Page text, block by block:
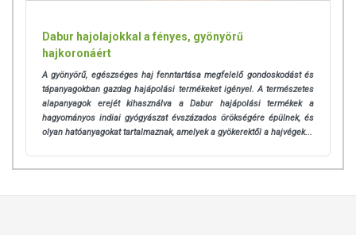
Dabur hajolajokkal a fényes, gyönyörű
hajkoronáért
A gyönyörű, egészséges haj fenntartása megfelelő gondoskodást és
tápanyagokban gazdag hajápolási termékeket igényel. A természetes
alapanyagok erejét kihasználva a Dabur hajápolási termékek a
hagyományos indiai gyógyászat évszázados örökségére épülnek, és
olyan hatóanyagokat tartalmaznak, amelyek a gyökerektől a hajvégek...